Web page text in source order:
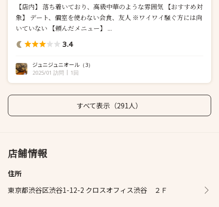
【店内】 落ち着いており、高級中華のような雰囲気 【おすすめ対
象】 デート、個室を使わない会食、友人 ※ワイワイ騒ぐ方には向
いていない 【頼んだメニュー】 ...
3.4
ジュニジュニオール （3）
2025/01 訪問
1回
すべて表示（291人）
店舗情報
住所
東京都渋谷区渋谷1-12-2 クロスオフィス渋谷 ２Ｆ